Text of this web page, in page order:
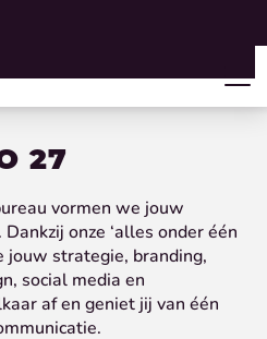
27
vormen we jouw
onze ‘alles onder één
jouw strategie, branding,
social media en
af en geniet jij van één